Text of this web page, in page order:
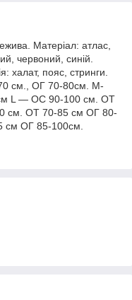
Матеріал: атлас,
червоний, синій.
халат, пояс, стринги.
см., ОГ 70-80см. M-
L — ОС 90-100 см. ОТ
см. ОТ 70-85 см ОГ 80-
ОГ 85-100см.